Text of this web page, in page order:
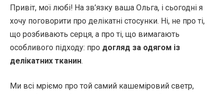
Привіт, мої любі! На зв’язку ваша Ольга, і сьогодні я
хочу поговорити про делікатні стосунки. Ні, не про ті,
що розбивають серця, а про ті, що вимагають
особливого підходу: про догляд за одягом із
делікатних тканин.
Ми всі мріємо про той самий кашеміровий светр,